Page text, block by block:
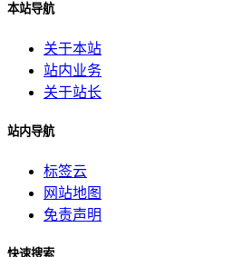
本站导航
关于本站
站内业务
关于站长
站内导航
标签云
网站地图
免责声明
快速搜索